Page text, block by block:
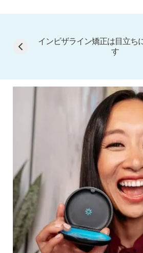
インビザライン矯正は目立ち
す​